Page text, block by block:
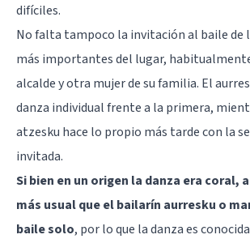
difíciles.
No falta tampoco la invitación al baile de
más importantes del lugar,
alcalde y otra mujer de su familia. El
danza individual frente a la primera,
atzesku hace lo propio más tarde con la
invitada.
Si bien en un origen la danza era coral,
más usual que el bailarín aurresku o
baile solo, por lo que la danza es